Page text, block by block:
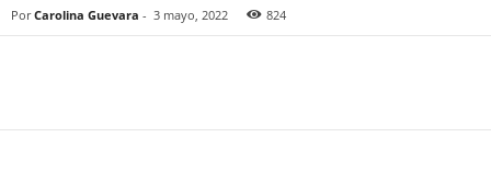
Por Carolina Guevara - 3 mayo, 2022 824